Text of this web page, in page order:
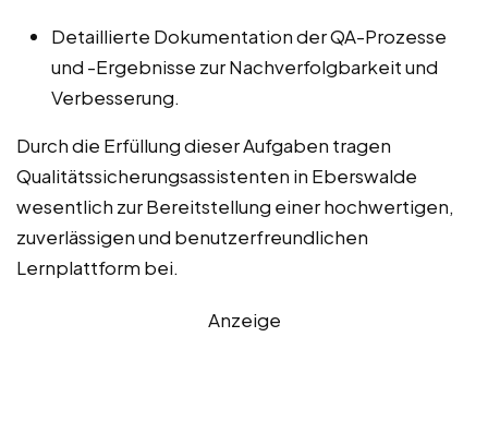
Detaillierte Dokumentation der QA-Prozesse
und -Ergebnisse zur Nachverfolgbarkeit und
Verbesserung.
Durch die Erfüllung dieser Aufgaben tragen
Qualitätssicherungsassistenten in Eberswalde
wesentlich zur Bereitstellung einer hochwertigen,
zuverlässigen und benutzerfreundlichen
Lernplattform bei.
Anzeige